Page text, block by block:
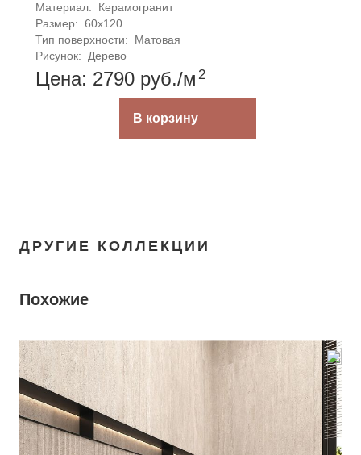
Материал:
Керамогранит
Размер: 60x120
Тип поверхности:
Матовая
Рисунок:
Дерево
Цена: 2790 руб./м 2
В корзину
ДРУГИЕ КОЛЛЕКЦИИ
Похожие